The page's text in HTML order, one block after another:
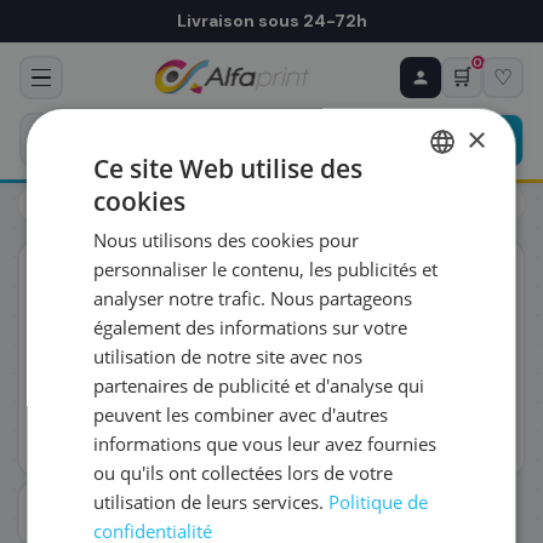
Livraison sous 24-72h
🛒
0
♡
Toners Brother
ORIGINAL
♻ COMMANDE RÉCURRENTE
Prévoyez & économisez
Programmez votre prochain achat — notre équipe
vous prépare un devis personnalisé
RÉFÉRENCE DU PRODUIT
FRÉQUENCE
QUANTITÉ PAR LIVRAISON
DATE DE PREMIÈRE LIVRAISON SOUHAITÉE
×
Ce site Web utilise des
cookies
Nous utilisons des cookies pour
personnaliser le contenu, les publicités et
analyser notre trafic. Nous partageons
également des informations sur votre
utilisation de notre site avec nos
partenaires de publicité et d'analyse qui
peuvent les combiner avec d'autres
informations que vous leur avez fournies
ou qu'ils ont collectées lors de votre
utilisation de leurs services. Politique de
confidentialité